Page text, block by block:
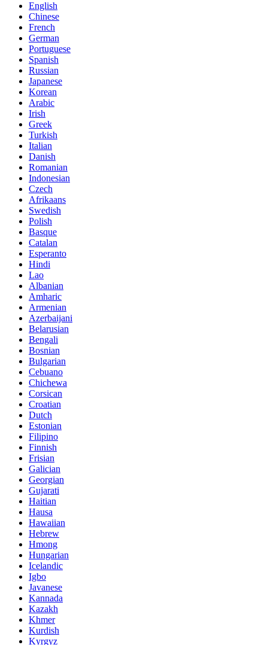
English
Chinese
French
German
Portuguese
Spanish
Russian
Japanese
Korean
Arabic
Irish
Greek
Turkish
Italian
Danish
Romanian
Indonesian
Czech
Afrikaans
Swedish
Polish
Basque
Catalan
Esperanto
Hindi
Lao
Albanian
Amharic
Armenian
Azerbaijani
Belarusian
Bengali
Bosnian
Bulgarian
Cebuano
Chichewa
Corsican
Croatian
Dutch
Estonian
Filipino
Finnish
Frisian
Galician
Georgian
Gujarati
Haitian
Hausa
Hawaiian
Hebrew
Hmong
Hungarian
Icelandic
Igbo
Javanese
Kannada
Kazakh
Khmer
Kurdish
Kyrgyz